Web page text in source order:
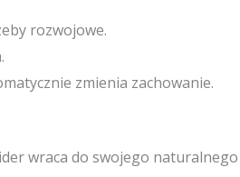
rozwojowe.
zmienia zachowanie.
wraca do swojego